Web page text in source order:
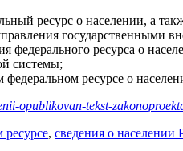
ресурс о населении, а
государственными
ресурса о
системы;
ресурсе о
opublikovan-tekst-
, сведения о населении